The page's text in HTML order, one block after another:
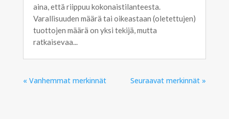
aina, että riippuu kokonaistilanteesta.
Varallisuuden määrä tai oikeastaan (oletettujen)
tuottojen määrä on yksi tekijä, mutta
ratkaisevaa...
« Vanhemmat merkinnät Seuraavat merkinnät »